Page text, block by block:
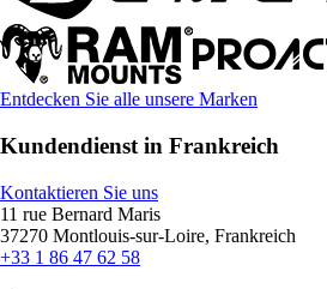
Entdecken Sie alle unsere Marken
Kundendienst in Frankreich
Kontaktieren Sie uns
11 rue Bernard Maris
37270 Montlouis-sur-Loire, Frankreich
+33 1 86 47 62 58